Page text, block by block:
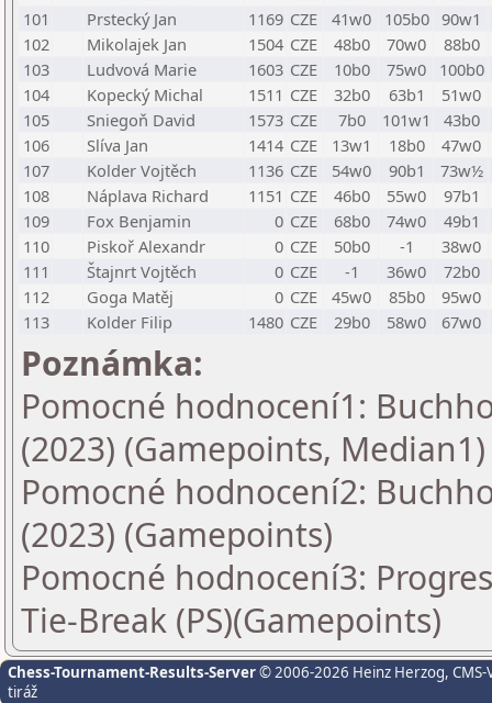
101
Prstecký Jan 1169 CZE 41w0 105b0 90w1
102
Mikolajek Jan 1504 CZE 48b0 70w0
88b0
103
Ludvová Marie 1603 CZE 10b0 75w0
100b0
104
Kopecký Michal 1511 CZE 32b0 63b1
51w0
105
Sniegoň David 1573 CZE 7b0 101w1
43b0
106
Slíva Jan 1414 CZE 13w1 18b0
47w0
107
Kolder Vojtěch 1136 CZE 54w0 90b1
73w½
108
Náplava Richard 1151 CZE 46b0 55w0
97b1
109
Fox Benjamin 0 CZE 68b0 74w0
49b1
110
Piskoř Alexandr 0 CZE 50b0 -1
38w0
111
Štajnrt Vojtěch 0 CZE -1 36w0
72b0
112
Goga Matěj 0 CZE 45w0 85b0
95w0
113
Kolder Filip 1480 CZE 29b0 58w0 67w0
Poznámka:
Pomocné hodnocení1:
(2023) (Gamepoints, Median1)
Pomocné hodnocení2:
(2023) (Gamepoints)
Pomocné hodnocení3:
Tie-Break (PS)(Gamepoints)
Chess-Tournament-Results-Server© 2006-2026 Heinz Herzog,
tiráž